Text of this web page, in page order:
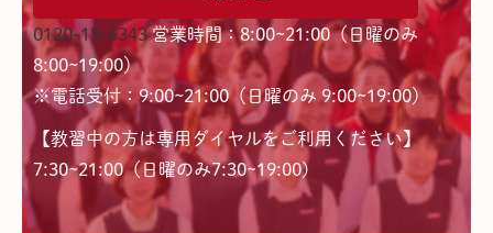
0120-15-6343 営業時間：8:00~21:00（日曜のみ
8:00~19:00）
※電話受付：9:00~21:00（日曜のみ 9:00~19:00）
【教習中の方は専用ダイヤルをご利用ください】
7:30~21:00（日曜のみ7:30~19:00)